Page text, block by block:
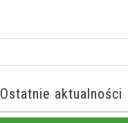
Ostatnie aktualności